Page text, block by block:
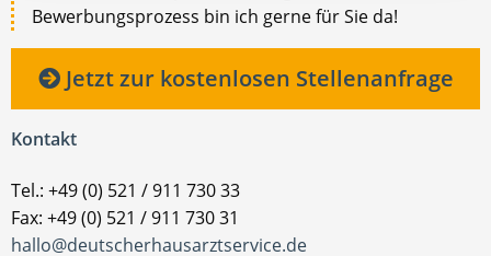
Bewerbungsprozess bin ich gerne für Sie da!
Jetzt zur kostenlosen Stellenanfrage
Kontakt
Tel.: +49 (0) 521 / 911 730 33
Fax: +49 (0) 521 / 911 730 31
hallo@deutscherhausarztservice.de